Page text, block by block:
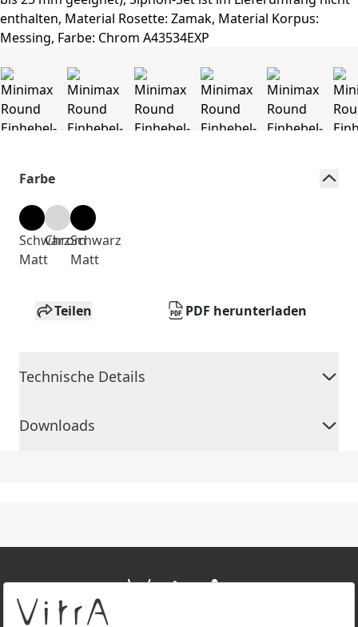
Farbe
Schwarz
Matt
ChromSchwarz
Matt
Teilen PDF herunterladen
Technische Details
Downloads